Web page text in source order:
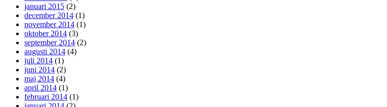
januari 2015 (2)
december 2014 (1)
november 2014 (1)
oktober 2014 (3)
september 2014 (2)
augusti 2014 (4)
juli 2014 (1)
juni 2014 (2)
maj 2014 (4)
april 2014 (1)
februari 2014 (1)